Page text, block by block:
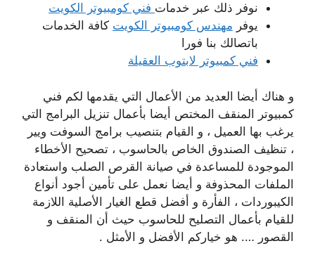
نوفر ذلك عبر خدمات فني كومبيوتر الكويت
يوفر مهندس كومبيوتر الكويت كافة الخدمات
باتصالك بنا فورا
فني كمبيوتر لابتوب العقيلة
و هناك أيضا العديد من الأعمال التي يقدمها لكم فني
كمبيوتر المنقف المختص أيضا بأعمال تنزيل البرامج التي
يرغب بها العميل ، و القيام بتنصيب برامج السوفت ويير
، تنظيف الصندوق الخاص بالحاسوب ، تصحيح الأخطاء
الموجودة للمساعدة في صيانة القرص الصلب واستعادة
الملفات المحذوفة و أيضا نعمل على تأمين أجود أنواع
الكيبوردات ، الفأرة و أفضل قطع الغيار الأصلية اللازمة
للقيام بأعمال التصليح للحاسوب حيث أن المنقف و
القصور …. هو خياركم الأفضل و الأمثل .